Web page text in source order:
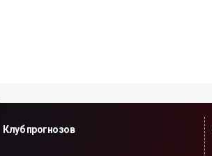
Клуб прогнозов